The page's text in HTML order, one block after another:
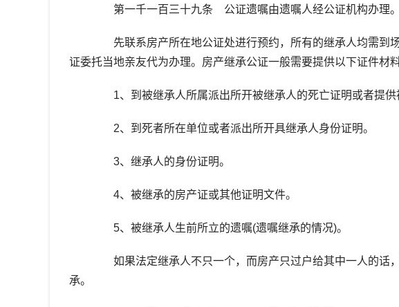
第一千一百三十九条 公证遗嘱由遗嘱人经公证机构办理。
先联系房产所在地公证处进行预约，所有的继承人均需到
证委托当地亲友代为办理。房产继承公证一般需要提供以下证件材料
1、到被继承人所属派出所开被继承人的死亡证明或者提供
2、到死者所在单位或者派出所开具继承人身份证明。
3、继承人的身份证明。
4、被继承的房产证或其他证明文件。
5、被继承人生前所立的遗嘱(遗嘱继承的情况)。
如果法定继承人不只一个，而房产只过户给其中一人的话
承。